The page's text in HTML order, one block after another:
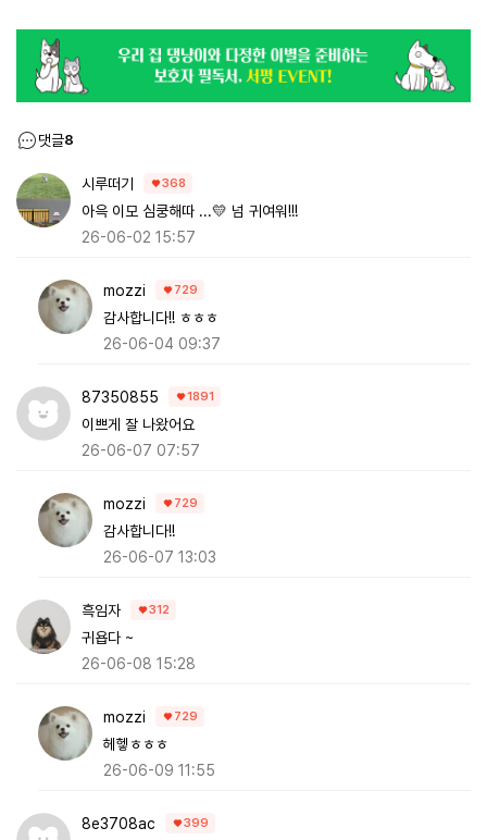
댓글8
시루떠기 368
아윽 이모 심쿵해따 ...💛 넘 귀여워!!!
26-06-02 15:57
mozzi 729
감사합니다!! ㅎㅎㅎ
26-06-04 09:37
87350855 1891
이쁘게 잘 나왔어요
26-06-07 07:57
mozzi 729
감사합니다!!
26-06-07 13:03
흑임자 312
귀욥다 ~
26-06-08 15:28
mozzi 729
헤헿ㅎㅎㅎ
26-06-09 11:55
8e3708ac 399